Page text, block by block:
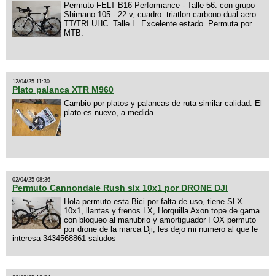
Permuto FELT B16 Performance - Talle 56. con grupo
Shimano 105 - 22 v, cuadro: triatlon carbono dual aero
TT/TRI UHC. Talle L. Excelente estado. Permuta por
MTB.
12/04/25 11:30
Plato palanca XTR M960
Cambio por platos y palancas de ruta similar calidad. El
plato es nuevo, a medida.
02/04/25 08:36
Permuto Cannondale Rush slx 10x1 por DRONE DJI
Hola permuto esta Bici por falta de uso, tiene SLX
10x1, llantas y frenos LX, Horquilla Axon tope de gama
con bloqueo al manubrio y amortiguador FOX permuto
por drone de la marca Dji, les dejo mi numero al que le
interesa 3434568861 saludos